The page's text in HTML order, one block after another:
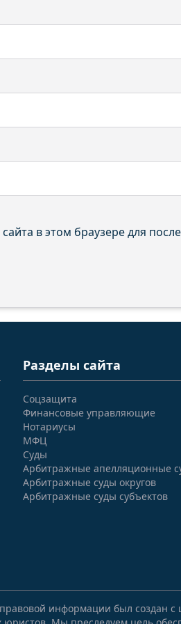
в этом браузере для
Разделы сайта
Соцзащита
Финансовые управляющие
Нотариусы
МФЦ
Суды
Арбитражные апелляционные
Арбитражные суды округов
Арбитражные суды субъектов
информации был создан